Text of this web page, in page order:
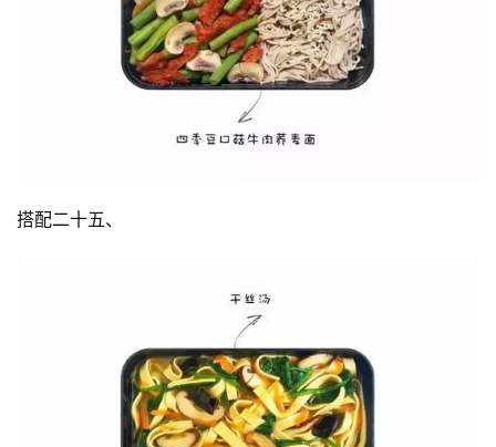
搭配二十五、